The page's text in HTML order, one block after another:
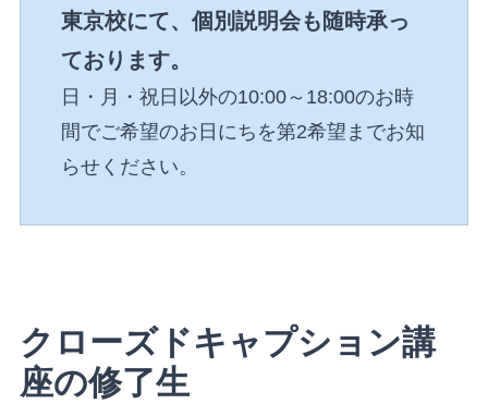
東京校にて、個別説明会も随時承っ
ております。
日・月・祝日以外の10:00～18:00のお時
間でご希望のお日にちを第2希望までお知
らせください。
クローズドキャプション講
座の修了生